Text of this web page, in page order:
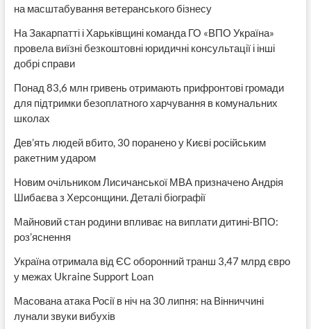
на масштабування ветеранського бізнесу
На Закарпатті і Харьківщині команда ГО «ВПО Україна»
провела виїзні безкоштовні юридичні консультації і інші
добрі справи
Понад 83,6 млн гривень отримають прифронтові громади
для підтримки безоплатного харчування в комунальних
школах
Дев’ять людей вбито, 30 поранено у Києві російським
ракетним ударом
Новим очільником Лисичанської МВА призначено Андрія
Шибаєва з Херсонщини. Деталі біографії
Майновий стан родини впливає на виплати дитині-ВПО:
роз’яснення
Україна отримала від ЄС оборонний транш 3,47 млрд євро
у межах Ukraine Support Loan
Масована атака Росії в ніч на 30 липня: на Вінниччині
лунали звуки вибухів